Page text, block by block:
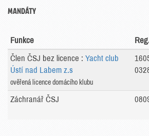
MANDÁTY
Funkce
Člen ČSJ bez licence : Yacht club
Ústí nad Labem z.s
ověřená licence domácího klubu
Záchranář ČSJ